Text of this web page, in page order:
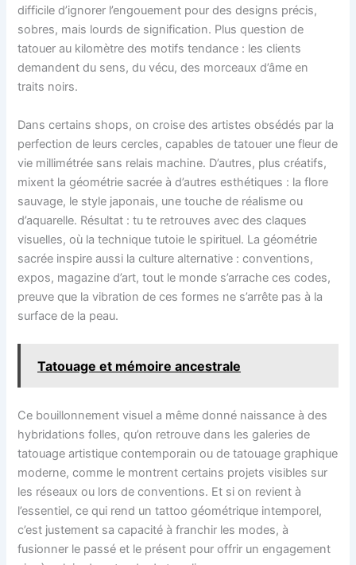
difficile d’ignorer l’engouement pour des designs précis,
sobres, mais lourds de signification. Plus question de
tatouer au kilomètre des motifs tendance : les clients
demandent du sens, du vécu, des morceaux d’âme en
traits noirs.
Dans certains shops, on croise des artistes obsédés par la
perfection de leurs cercles, capables de tatouer une fleur de
vie millimétrée sans relais machine. D’autres, plus créatifs,
mixent la géométrie sacrée à d’autres esthétiques : la flore
sauvage, le style japonais, une touche de réalisme ou
d’aquarelle. Résultat : tu te retrouves avec des claques
visuelles, où la technique tutoie le spirituel. La géométrie
sacrée inspire aussi la culture alternative : conventions,
expos, magazine d’art, tout le monde s’arrache ces codes,
preuve que la vibration de ces formes ne s’arrête pas à la
surface de la peau.
Tatouage et mémoire ancestrale
Ce bouillonnement visuel a même donné naissance à des
hybridations folles, qu’on retrouve dans les galeries de
tatouage artistique contemporain ou de tatouage graphique
moderne, comme le montrent certains projets visibles sur
les réseaux ou lors de conventions. Et si on revient à
l’essentiel, ce qui rend un tattoo géométrique intemporel,
c’est justement sa capacité à franchir les modes, à
fusionner le passé et le présent pour offrir un engagement